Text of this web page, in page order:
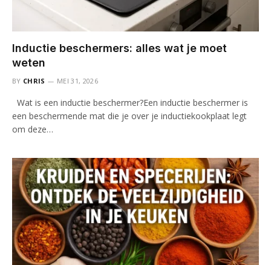
Inductie beschermers: alles wat je moet
weten
BY CHRIS MEI 31, 2026
Wat is een inductie beschermer?Een inductie beschermer is
een beschermende mat die je over je inductiekookplaat legt
om deze…